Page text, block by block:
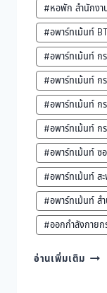
#หอพัก สำนักงา
#อพาร์ทเม้นท์
#อพาร์ทเม้นท์ ก
#อพาร์ทเม้นท์ ก
#อพาร์ทเม้นท์ ก
#อพาร์ทเม้นท์ ก
#อพาร์ทเม้นท์ ซ
#อพาร์ทเม้นท์ ส
#อพาร์ทเม้นท์ ส
#ออกกำลังกาย
อ่านเพิ่มเติม อาบ